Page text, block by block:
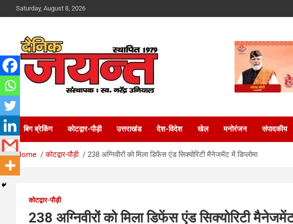
to
Saturday, August 8, 2026
Dainik Jayant
बिग ब्रेकिंग कोटद्वार-पौड़ी उत्तराखंड देश-विदेश खेल मनोरंजन संपादकीय
Home कोटद्वार-पौड़ी 238 अग्निवीरों को मिला डिफेंस एंड सिक्योरिटी मैनेजमेंट में डिप्लोमा
कोटद्वार-पौड़ी
238 अग्निवीरों को मिला डिफेंस एंड सिक्योरिटी